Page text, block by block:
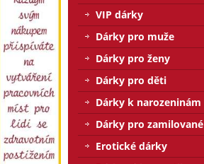
VIP dárky
Dárky pro muže
Dárky pro ženy
Dárky pro děti
Dárky k narozeninám
Dárky pro zamilované
Erotické dárky